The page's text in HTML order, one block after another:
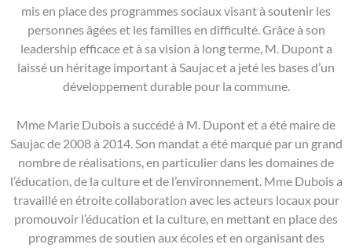
mis en place des programmes sociaux visant à soutenir les
personnes âgées et les familles en difficulté. Grâce à son
leadership efficace et à sa vision à long terme, M. Dupont a
laissé un héritage important à Saujac et a jeté les bases d’un
développement durable pour la commune.
Mme Marie Dubois a succédé à M. Dupont et a été maire de
Saujac de 2008 à 2014. Son mandat a été marqué par un grand
nombre de réalisations, en particulier dans les domaines de
l’éducation, de la culture et de l’environnement. Mme Dubois a
travaillé en étroite collaboration avec les acteurs locaux pour
promouvoir l’éducation et la culture, en mettant en place des
programmes de soutien aux écoles et en organisant des